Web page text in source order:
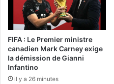
FIFA : Le Premier ministre
canadien Mark Carney exige
la démission de Gianni
Infantino
il y a 26 minutes